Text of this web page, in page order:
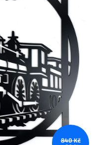
840 Kč